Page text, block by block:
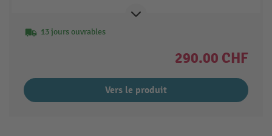
13 jours ouvrables
290.00 CHF
Vers le produit